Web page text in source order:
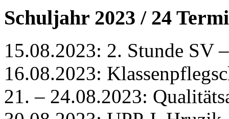
Schuljahr 2023 / 24
15.08.2023: 2. Stunde SV
16.08.2023:
21. – 24.08.2023: